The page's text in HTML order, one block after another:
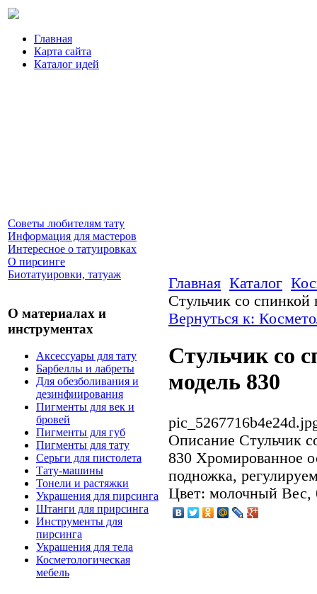
Главная
Карта сайта
Каталог идей
Советы любителям тату
Информация для мастеров
Интересное о татуировках
О пирсинге
Биотатуировки, татуаж
О материалах и
инструментах
Аксессуары для тату
Барбеллы и лабреты
Для обезболивания и
дезинфиирования
Пигменты для век и
бровей
Пигменты для губ
Пигменты для тату
Серьги для пистолета
Тату-машины
Тонели и растяжки
Украшения для пирсинга
Штанги для прирсинга
Инструменты для
пирсинга
Украшения для тела
Косметологическая
мебель
Главная Каталог
Стульчик со спинкой
Вернуться к:
Стульчик со
модель 830
Описание Стульчик
830 Хромированное
подножка,
Цвет: молочный Вес,